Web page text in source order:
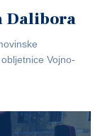
Dalibora
Vojno-